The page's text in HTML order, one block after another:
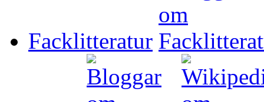
Facklitteratur